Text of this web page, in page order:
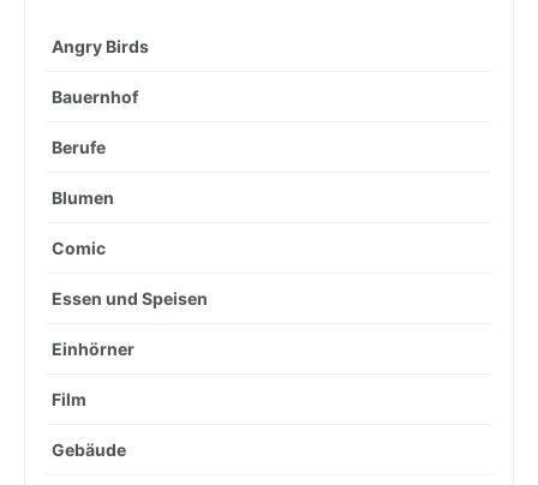
Angry Birds
Bauernhof
Berufe
Blumen
Comic
Essen und Speisen
Einhörner
Film
Gebäude